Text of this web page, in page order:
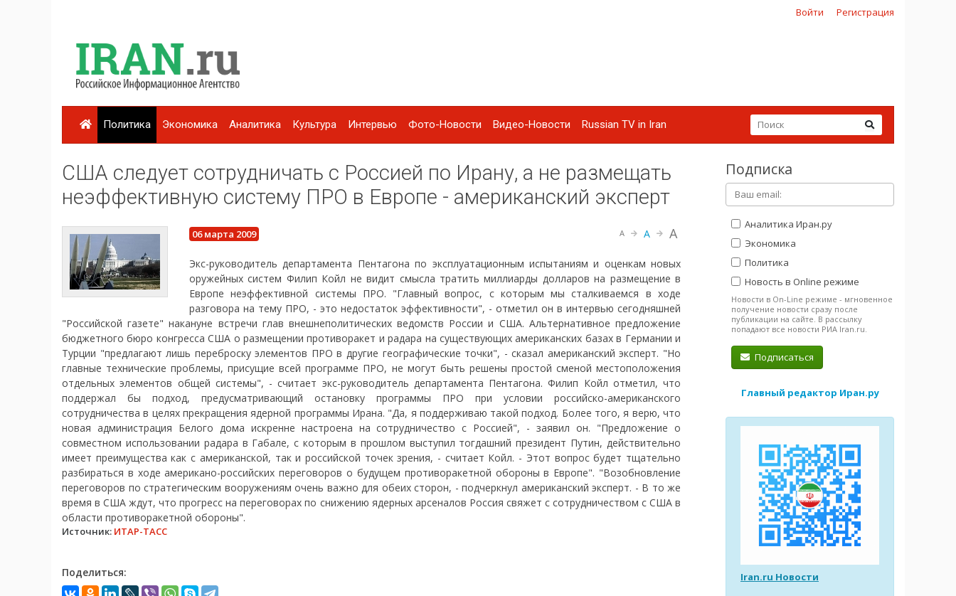
Войти Регистрация
Политика Экономика Аналитика Культура Интервью Фото-Новости Видео-Новости Russian TV in Iran
США следует сотрудничать с Россией по Ирану, а не размещать
неэффективную систему ПРО в Европе - американский эксперт
06 марта 2009 A A A
Экс-руководитель департамента Пентагона по эксплуатационным испытаниям и оценкам новых
оружейных систем Филип Койл не видит смысла тратить миллиарды долларов на размещение в
Европе неэффективной системы ПРО. "Главный вопрос, с которым мы сталкиваемся в ходе
разговора на тему ПРО, - это недостаток эффективности", - отметил он в интервью сегодняшней
"Российской газете" накануне встречи глав внешнеполитических ведомств России и США. Альтернативное предложение
бюджетного бюро конгресса США о размещении противоракет и радара на существующих американских базах в Германии и
Турции "предлагают лишь переброску элементов ПРО в другие географические точки", - сказал американский эксперт. "Но
главные технические проблемы, присущие всей программе ПРО, не могут быть решены простой сменой местоположения
отдельных элементов общей системы", - считает экс-руководитель департамента Пентагона. Филип Койл отметил, что
поддержал бы подход, предусматривающий остановку программы ПРО при условии российско-американского
сотрудничества в целях прекращения ядерной программы Ирана. "Да, я поддерживаю такой подход. Более того, я верю, что
новая администрация Белого дома искренне настроена на сотрудничество с Россией", - заявил он. "Предложение о
совместном использовании радара в Габале, с которым в прошлом выступил тогдашний президент Путин, действительно
имеет преимущества как с американской, так и российской точек зрения, - считает Койл. - Этот вопрос будет тщательно
разбираться в ходе американо-российских переговоров о будущем противоракетной обороны в Европе". "Возобновление
переговоров по стратегическим вооружениям очень важно для обеих сторон, - подчеркнул американский эксперт. - В то же
время в США ждут, что прогресс на переговорах по снижению ядерных арсеналов Россия свяжет с сотрудничеством с США в
области противоракетной обороны".
Источник: ИТАР-ТАСС
Поделиться:
Подписка
Аналитика Иран.ру
Экономика
Политика
Новость в Online режиме
Новости в On-Line режиме - мгновенное
получение новости сразу после
публикации на сайте. В рассылку
попадают все новости РИА Iran.ru.
Подписаться
Главный редактор Иран.ру
Iran.ru Новости